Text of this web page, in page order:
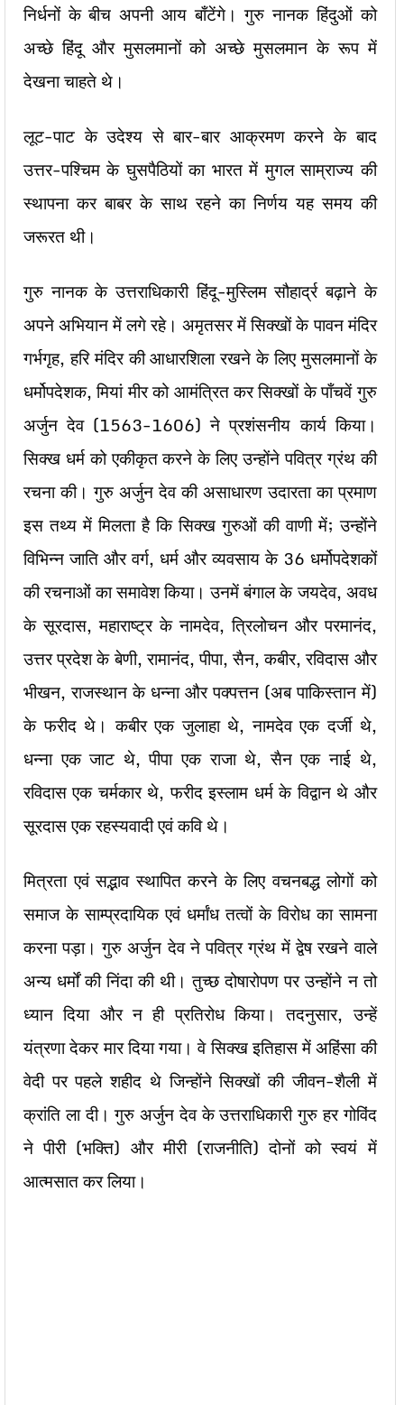
निर्धनों के बीच अपनी आय बाँटेंगे। गुरु नानक हिंदुओं को
अच्छे हिंदू और मुसलमानों को अच्छे मुसलमान के रूप में
देखना चाहते थे।
लूट-पाट के उदेश्य से बार-बार आक्रमण करने के बाद
उत्तर-पश्चिम के घुसपैठियों का भारत में मुगल साम्राज्य की
स्थापना कर बाबर के साथ रहने का निर्णय यह समय की
जरूरत थी।
गुरु नानक के उत्तराधिकारी हिंदू-मुस्लिम सौहार्द्र बढ़ाने के
अपने अभियान में लगे रहे। अमृतसर में सिक्खों के पावन मंदिर
गर्भगृह, हरि मंदिर की आधारशिला रखने के लिए मुसलमानों के
धर्मोपदेशक, मियां मीर को आमंत्रित कर सिक्खों के पाँचवें गुरु
अर्जुन देव (1563-1606) ने प्रशंसनीय कार्य किया।
सिक्ख धर्म को एकीकृत करने के लिए उन्होंने पवित्र ग्रंथ की
रचना की। गुरु अर्जुन देव की असाधारण उदारता का प्रमाण
इस तथ्य में मिलता है कि सिक्ख गुरुओं की वाणी में; उन्होंने
विभिन्न जाति और वर्ग, धर्म और व्यवसाय के 36 धर्मोपदेशकों
की रचनाओं का समावेश किया। उनमें बंगाल के जयदेव, अवध
के सूरदास, महाराष्ट्र के नामदेव, त्रिलोचन और परमानंद,
उत्तर प्रदेश के बेणी, रामानंद, पीपा, सैन, कबीर, रविदास और
भीखन, राजस्थान के धन्ना और पक्पत्तन (अब पाकिस्तान में)
के फरीद थे। कबीर एक जुलाहा थे, नामदेव एक दर्जी थे,
धन्ना एक जाट थे, पीपा एक राजा थे, सैन एक नाई थे,
रविदास एक चर्मकार थे, फरीद इस्लाम धर्म के विद्वान थे और
सूरदास एक रहस्यवादी एवं कवि थे।
मित्रता एवं सद्भाव स्थापित करने के लिए वचनबद्ध लोगों को
समाज के साम्प्रदायिक एवं धर्मांध तत्वों के विरोध का सामना
करना पड़ा। गुरु अर्जुन देव ने पवित्र ग्रंथ में द्वेष रखने वाले
अन्य धर्मों की निंदा की थी। तुच्छ दोषारोपण पर उन्होंने न तो
ध्यान दिया और न ही प्रतिरोध किया। तदनुसार, उन्हें
यंत्रणा देकर मार दिया गया। वे सिक्ख इतिहास में अहिंसा की
वेदी पर पहले शहीद थे जिन्होंने सिक्खों की जीवन-शैली में
क्रांति ला दी। गुरु अर्जुन देव के उत्तराधिकारी गुरु हर गोविंद
ने पीरी (भक्ति) और मीरी (राजनीति) दोनों को स्वयं में
आत्मसात कर लिया।